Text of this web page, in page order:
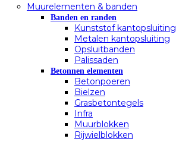
Muurelementen & banden
Banden en randen
Kunststof kantopsluiting
Metalen kantopsluiting
Opsluitbanden
Palissaden
Betonnen elementen
Betonpoeren
Bielzen
Grasbetontegels
Infra
Muurblokken
Rijwielblokken